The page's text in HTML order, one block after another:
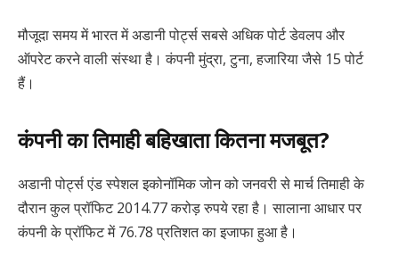
मौजूदा समय में भारत में अडानी पोर्ट्स सबसे अधिक पोर्ट डेवलप और
ऑपरेट करने वाली संस्था है। कंपनी मुंद्रा, टुना, हजारिया जैसे 15 पोर्ट
हैं।
कंपनी का तिमाही बहिखाता कितना मजबूत?
अडानी पोर्ट्स एंड स्पेशल इकोनॉमिक जोन को जनवरी से मार्च तिमाही के
दौरान कुल प्रॉफिट 2014.77 करोड़ रुपये रहा है। सालाना आधार पर
कंपनी के प्रॉफिट में 76.78 प्रतिशत का इजाफा हुआ है।